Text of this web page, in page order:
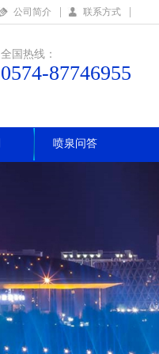
公司简介 联系方式
全国热线：
0574-87746955
喷泉问答